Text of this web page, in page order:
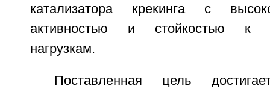
катализатора крекинга с
активностью и стойкостью к
нагрузкам.
Поставленная цель